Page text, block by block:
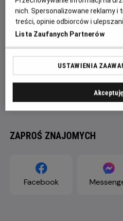
ZAPROŚ ZNAJOMYCH
Facebook
nich. Spersonalizowane reklamy i
treści, opinie odbiorców i
Lista Zaufanych Partnerów
USTAWIENIA
Akceptuję